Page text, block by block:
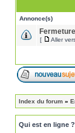
Annonce(s)
[ Aller
Index du forum »
Qui est en ligne ?